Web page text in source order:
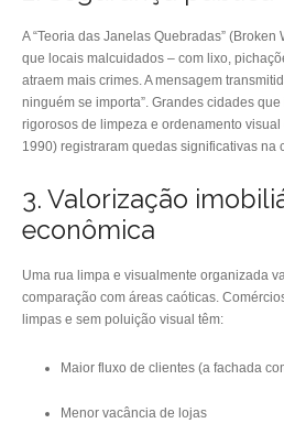
A “Teoria das Janelas Quebradas”
que locais malcuidados – com lixo,
atraem mais crimes. A mensagem
ninguém se importa”. Grandes cidades
rigorosos de limpeza e ordenamento
1990) registraram quedas significativas na
3. Valorização
econômica
Uma rua limpa e visualmente organizada
comparação com áreas caóticas.
limpas e sem poluição visual têm:
Maior fluxo de clientes (a fachada
Menor vacância de lojas